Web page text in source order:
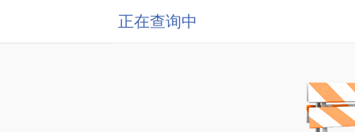
正在查询中